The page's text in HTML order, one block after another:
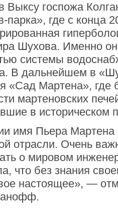
Выксу госпожа
парка», где с конца
Шухова. Именно
системы
В дальнейшем в
«Сад Мартена», где
мартеновских
в историческом
имя Пьера Мартена
отрасли. Очень
о мировом
что без знания
настоящее», —